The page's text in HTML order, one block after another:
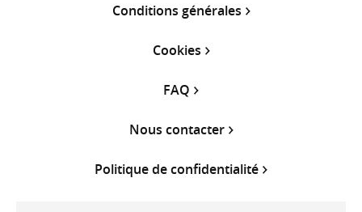
Conditions générales
Cookies
FAQ
Nous contacter
Politique de confidentialité